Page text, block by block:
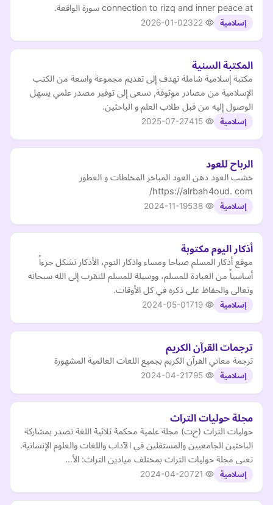
connection to rizq and inner peace at سورة الواقعة.
إسلامية 2026-01-02
المكتبة السنية
مكتبة إسلامية شاملة تهدف إلى تقديم مجموعة واسعة من الكتب
الإسلامية من مصادر موثوقة, نسعى إلى توفير مصدر علمي يسهل
الوصول إليه من قبل طلاب العلم و الباحثين.
إسلامية 2025-07-27
الرباح للعود
خشب العود دهن العود المباخر المخلطات و العطور
https://alrbah4oud. com/
إسلامية 2024-11-19
أذكار اليوم مكتوبة
موقع أذكار المسلم صباحا ومساء واذكار النوم، الأذكار تشكل جزءاً
أساسياً من العبادة للمسلم، ووسيلة للمسلم للتقرب إلى الله سبحانه
وتعالى والحفاظ على ذكره في كل الأوقات.
إسلامية 2024-05-01
ترجمات القرآن الكريم
ترجمة معاني القرآن الكريم بجميع اللغات العالمية المشهورة
إسلامية 2024-04-21
مجلة حوليات التراث
حوليات التراث (ح‌ت) مجلة علمية محكمة ثلاثية اللغة تصدر بمشاركة
الباحثين الجامعيين والمستقلين في الآداب واللغات والعلوم الإنسانية.
تعنى مجلة حوليات التراث بمختلف ميادين التراث: الأ…
إسلامية 2024-04-20